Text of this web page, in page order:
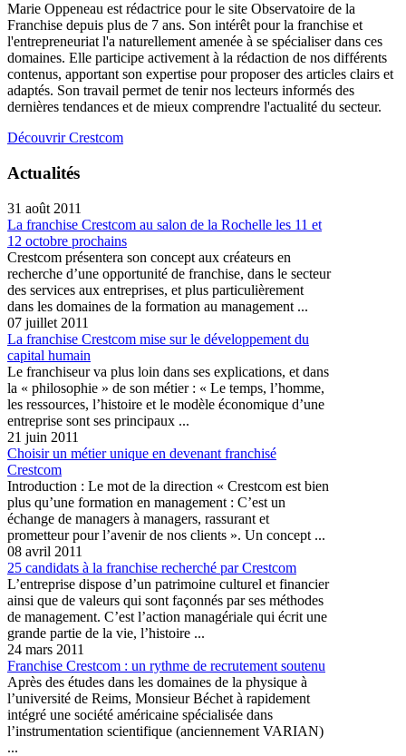
Marie Oppeneau est rédactrice pour le site Observatoire de la
Franchise depuis plus de 7 ans. Son intérêt pour la franchise et
l'entrepreneuriat l'a naturellement amenée à se spécialiser dans ces
domaines. Elle participe activement à la rédaction de nos différents
contenus, apportant son expertise pour proposer des articles clairs et
adaptés. Son travail permet de tenir nos lecteurs informés des
dernières tendances et de mieux comprendre l'actualité du secteur.
Découvrir Crestcom
Actualités
31 août 2011
La franchise Crestcom au salon de la Rochelle les 11 et
12 octobre prochains
Crestcom présentera son concept aux créateurs en
recherche d’une opportunité de franchise, dans le secteur
des services aux entreprises, et plus particulièrement
dans les domaines de la formation au management ...
07 juillet 2011
La franchise Crestcom mise sur le développement du
capital humain
Le franchiseur va plus loin dans ses explications, et dans
la « philosophie » de son métier : « Le temps, l’homme,
les ressources, l’histoire et le modèle économique d’une
entreprise sont ses principaux ...
21 juin 2011
Choisir un métier unique en devenant franchisé
Crestcom
Introduction : Le mot de la direction « Crestcom est bien
plus qu’une formation en management : C’est un
échange de managers à managers, rassurant et
prometteur pour l’avenir de nos clients ». Un concept ...
08 avril 2011
25 candidats à la franchise recherché par Crestcom
L’entreprise dispose d’un patrimoine culturel et financier
ainsi que de valeurs qui sont façonnés par ses méthodes
de management. C’est l’action managériale qui écrit une
grande partie de la vie, l’histoire ...
24 mars 2011
Franchise Crestcom : un rythme de recrutement soutenu
Après des études dans les domaines de la physique à
l’université de Reims, Monsieur Béchet à rapidement
intégré une société américaine spécialisée dans
l’instrumentation scientifique (anciennement VARIAN)
...